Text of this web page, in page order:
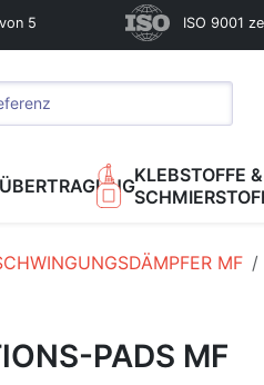
5 ISO 9001
KLEBSTOFFE &
MF
PADS MF